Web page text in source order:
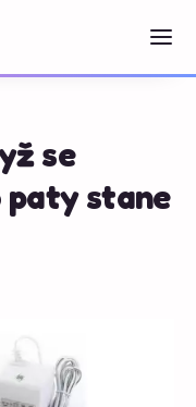
se
paty stane